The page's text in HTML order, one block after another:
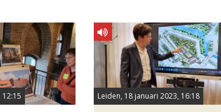
Leiden, 18 januari 2023, 16:18